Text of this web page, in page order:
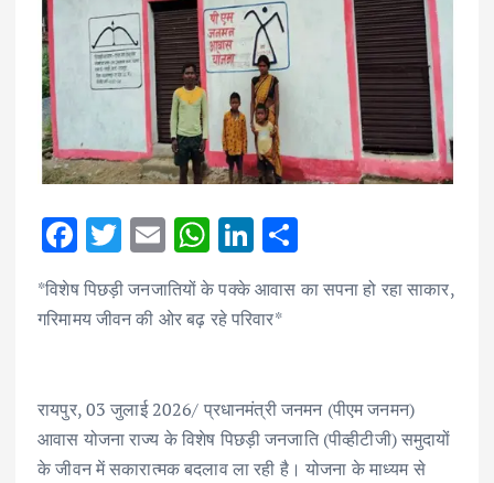
F
ac
e
b
o
k
T
w
it
te
E
m
ai
l
W
at
s
p
p
Li
k
e
n
ar
*विशेष पिछड़ी जनजातियों के पक्के आवास का सपना हो रहा साकार,
गरिमामय जीवन की ओर बढ़ रहे परिवार*
रायपुर, 03 जुलाई 2026/ प्रधानमंत्री जनमन (पीएम जनमन)
आवास योजना राज्य के विशेष पिछड़ी जनजाति (पीव्हीटीजी) समुदायों
के जीवन में सकारात्मक बदलाव ला रही है। योजना के माध्यम से